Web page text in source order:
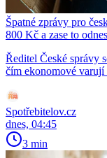
Špatné zprávy pro
800 Kč a zase to
Ředitel České správy
čím ekonomové
Spotřebitelov.cz
dnes, 04:45
3 min